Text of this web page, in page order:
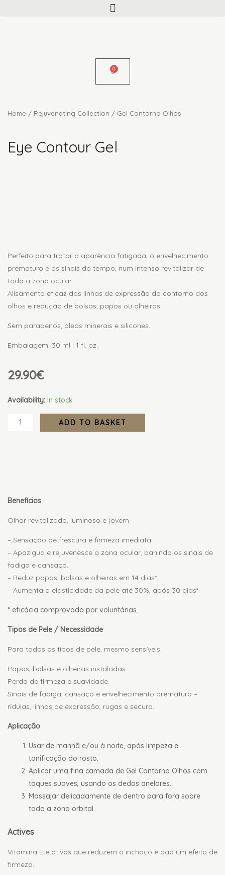
Menu
Home / Rejuvenating Collection / Gel Contorno Olhos
Eye Contour Gel
Perfeito para tratar a aparência fatigada, o envelhecimento
prematuro e os sinais do tempo, num intenso revitalizar de
toda a zona ocular.
Alisamento eficaz das linhas de expressão do contorno dos
olhos e redução de bolsas, papos ou olheiras.
Sem parabenos, óleos minerais e silicones.
Embalagem: 30 ml | 1 fl. oz.
29.90€
Availability: In stock
Gel
Olhos
ADD TO BASKET
Benefícios
Olhar revitalizado, luminoso e jovem.
– Sensação de frescura e firmeza imediata.
– Apazigua e rejuvenesce a zona ocular, banindo os sinais de
fadiga e cansaço.
– Reduz papos, bolsas e olheiras em 14 dias*.
– Aumenta a elasticidade da pele até 30%, após 30 dias*.
* eficácia comprovada por voluntárias.
Tipos de Pele / Necessidade
Para todos os tipos de pele, mesmo sensíveis.
Papos, bolsas e olheiras instaladas.
Perda de firmeza e suavidade.
Sinais de fadiga, cansaço e envelhecimento prematuro –
rídulas, linhas de expressão, rugas e secura.
Aplicação
Usar de manhã e/ou à noite, após limpeza e
tonificação do rosto.
Aplicar uma fina camada de Gel Contorno Olhos com
toques suaves, usando os dedos anelares.
Massajar delicadamente de dentro para fora sobre
toda a zona orbital.
Actives
Vitamina E e ativos que reduzem o inchaço e dão um efeito de
firmeza.